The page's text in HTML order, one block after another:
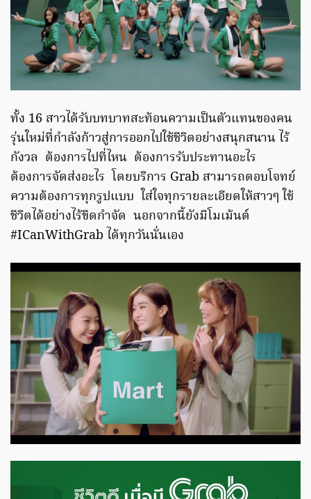
ทั้ง 16 สาวได้รับบทบาทสะท้อนความเป็นตัวแทนของคน
รุ่นใหม่ที่กำลังก้าวสู่การออกไปใช้ชีวิตอย่างสนุกสนาน ไร้
กังวล ต้องการไปที่ไหน ต้องการรับประทานอะไร
ต้องการจัดส่งอะไร โดยบริการ Grab สามารถตอบโจทย์
ความต้องการทุกรูปแบบ ใส่ใจทุกรายละเอียดให้สาวๆ ใช้
ชีวิตได้อย่างไร้ขีดกำจัด นอกจากนี้ยังมีโมเม้นต์
#ICanWithGrab ได้ทุกวันนั่นเอง